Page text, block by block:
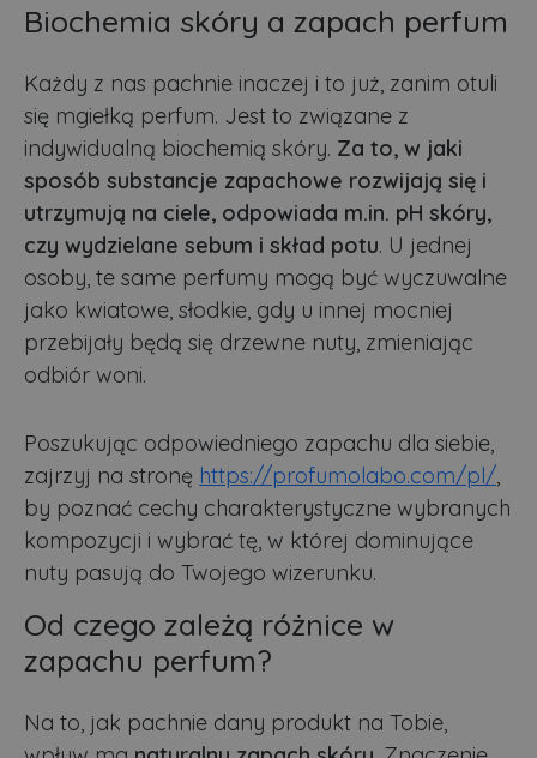
Biochemia skóry a zapach perfum
Każdy z nas pachnie inaczej i to już, zanim otuli
się mgiełką perfum. Jest to związane z
indywidualną biochemią skóry. Za to, w jaki
sposób substancje zapachowe rozwijają się i
utrzymują na ciele, odpowiada m.in. pH skóry,
czy wydzielane sebum i skład potu. U jednej
osoby, te same perfumy mogą być wyczuwalne
jako kwiatowe, słodkie, gdy u innej mocniej
przebijały będą się drzewne nuty, zmieniając
odbiór woni.
Poszukując odpowiedniego zapachu dla siebie,
zajrzyj na stronę https://profumolabo.com/pl/,
by poznać cechy charakterystyczne wybranych
kompozycji i wybrać tę, w której dominujące
nuty pasują do Twojego wizerunku.
Od czego zależą różnice w
zapachu perfum?
Na to, jak pachnie dany produkt na Tobie,